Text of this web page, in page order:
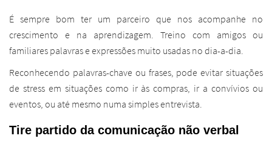
É sempre bom ter um parceiro que nos acompanhe no
crescimento e na aprendizagem. Treino com amigos ou
familiares palavras e expressões muito usadas no dia-a-dia.
Reconhecendo palavras-chave ou frases, pode evitar situações
de stress em situações como ir às compras, ir a convívios ou
eventos, ou até mesmo numa simples entrevista.
Tire partido da comunicação não verbal